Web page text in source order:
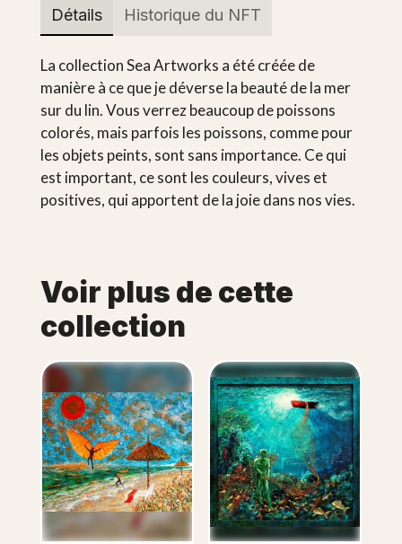
Détails Historique du NFT
La collection Sea Artworks a été créée de
manière à ce que je déverse la beauté de la mer
sur du lin. Vous verrez beaucoup de poissons
colorés, mais parfois les poissons, comme pour
les objets peints, sont sans importance. Ce qui
est important, ce sont les couleurs, vives et
positives, qui apportent de la joie dans nos vies.
Voir plus de cette
collection